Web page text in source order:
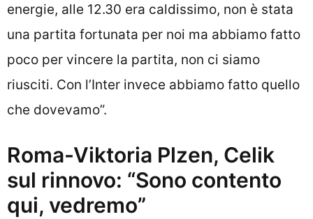
energie, alle 12.30 era caldissimo, non è stata
una partita fortunata per noi ma abbiamo fatto
poco per vincere la partita, non ci siamo
riusciti. Con l’Inter invece abbiamo fatto quello
che dovevamo”.
Roma-Viktoria Plzen, Celik
sul rinnovo: “Sono contento
qui, vedremo”